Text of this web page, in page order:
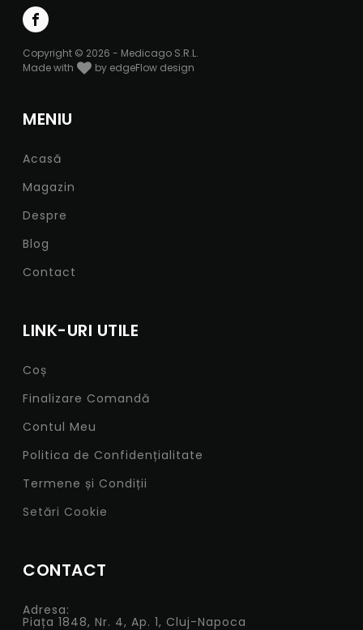
Copyright © 2026 - Medicago S.R.L.
Made with
by edgeFlow design
MENIU
Acasă
Magazin
Despre
Blog
Contact
LINK-URI UTILE
Coș
Finalizare Comandă
Contul Meu
Politica de Confidențialitate
Termene și Condiții
Setări Cookie
CONTACT
Adresa:
Piața 1848, Nr. 4, Ap. 1, Cluj-Napoca